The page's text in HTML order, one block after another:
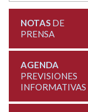
NOTASDE
PRENSA
AGENDA
PREVISIONES
INFORMATIVAS